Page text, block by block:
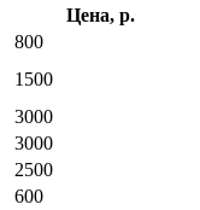
Цена, р.
800
1500
3000
3000
2500
600